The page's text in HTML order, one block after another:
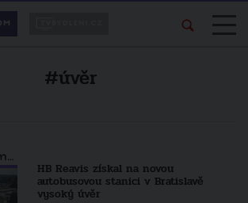
#úvěr
Města a urbanismus
HB Reavis získal na novou
autobusovou stanici v Bratislavě
vysoký úvěr